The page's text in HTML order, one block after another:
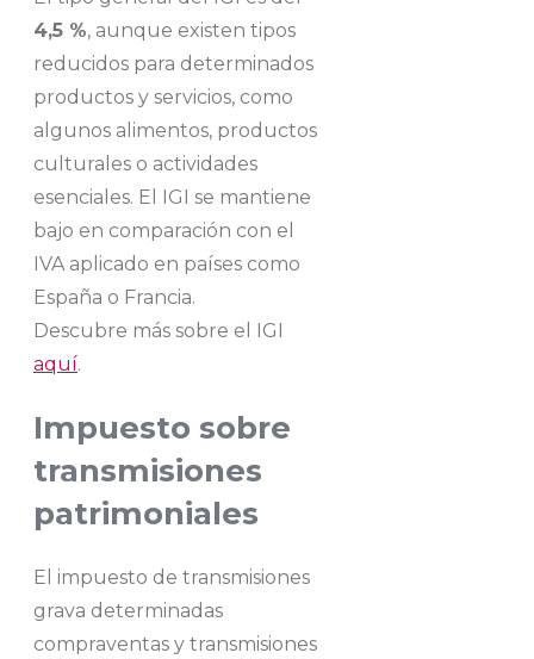
4,5 %, aunque existen tipos
reducidos para determinados
productos y servicios, como
algunos alimentos, productos
culturales o actividades
esenciales. El IGI se mantiene
bajo en comparación con el
IVA aplicado en países como
España o Francia.
Descubre más sobre el IGI
aquí.
Impuesto sobre
transmisiones
patrimoniales
El impuesto de transmisiones
grava determinadas
compraventas y transmisiones